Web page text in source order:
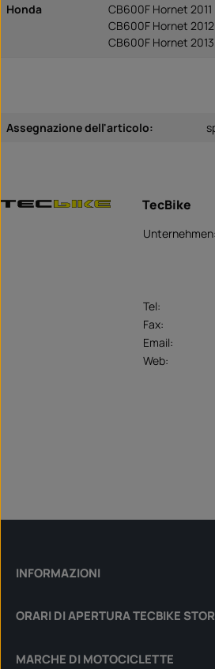
Honda
CB600F Hornet 2011
CB600F Hornet 2012
CB600F Hornet 2013
Assegnazione dell'articolo:
TecBike
Unternehmen:
Tel:
Fax:
Email:
Web:
INFORMAZIONI
ORARI DI APERTURA TECBIKE
MARCHE DI MOTOCICLETTE